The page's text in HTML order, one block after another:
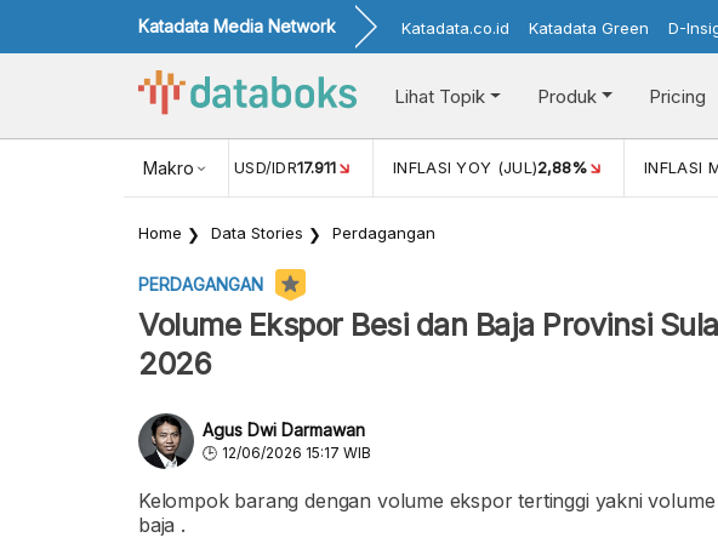
Katadata Media Network Katadata.co.id Katadata Green D-
Lihat Topik Produk Pricing
Makro
NILAI TUKAR USD/IDR17.911 INFLASI YOY (JUL)2,88% INFLASI
Home Data Stories Perdagangan
PERDAGANGAN
Volume Ekspor Besi dan Baja Provinsi
2026
Agus Dwi Darmawan
12/06/2026 15:17 WIB
Kelompok barang dengan volume ekspor tertinggi yakni
baja .